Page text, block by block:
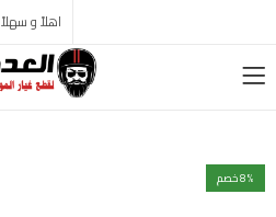
اهلاً و سهلاً
8% خصم